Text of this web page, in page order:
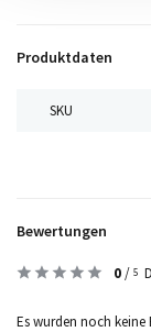
Produktdaten
SKU
Bewertungen
0/ 5
Es wurden noch keine